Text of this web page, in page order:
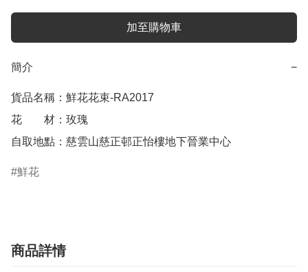
加至購物車
簡介 −
貨品名稱：鮮花花束-RA2017
花　　材：玫瑰
自取地點：慈雲山慈正邨正怡樓地下晉業中心
鮮花
商品詳情